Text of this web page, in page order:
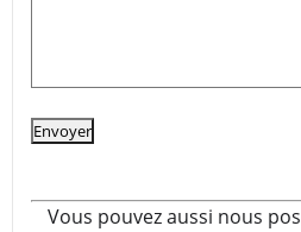
Vous pouvez aussi nous